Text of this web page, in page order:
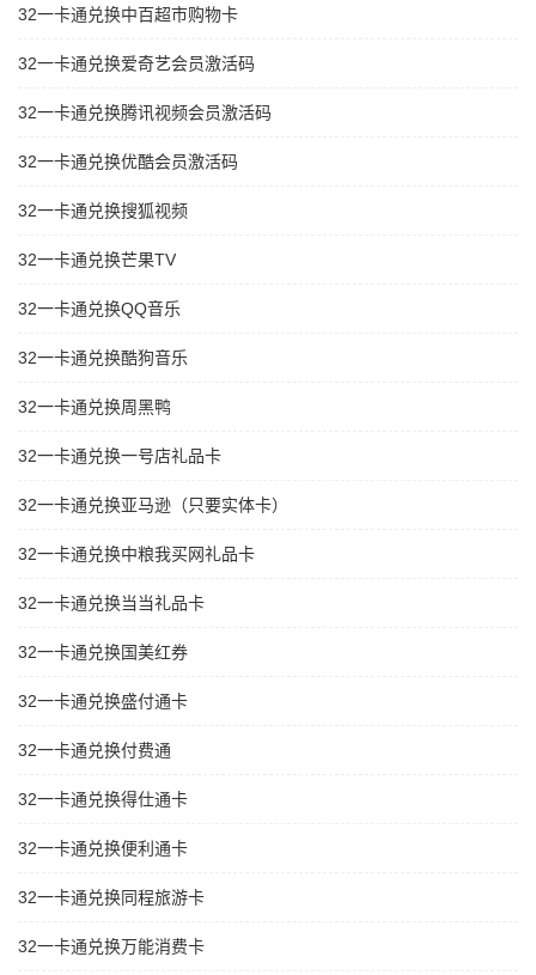
32一卡通兑换中百超市购物卡
32一卡通兑换爱奇艺会员激活码
32一卡通兑换腾讯视频会员激活码
32一卡通兑换优酷会员激活码
32一卡通兑换搜狐视频
32一卡通兑换芒果TV
32一卡通兑换QQ音乐
32一卡通兑换酷狗音乐
32一卡通兑换周黑鸭
32一卡通兑换一号店礼品卡
32一卡通兑换亚马逊（只要实体卡）
32一卡通兑换中粮我买网礼品卡
32一卡通兑换当当礼品卡
32一卡通兑换国美红券
32一卡通兑换盛付通卡
32一卡通兑换付费通
32一卡通兑换得仕通卡
32一卡通兑换便利通卡
32一卡通兑换同程旅游卡
32一卡通兑换万能消费卡